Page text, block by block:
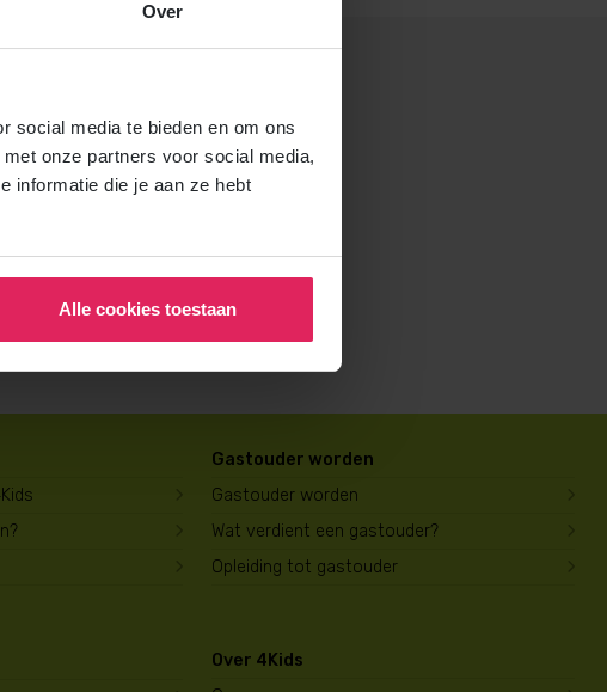
Over
social media te bieden en om ons
onze partners voor social media,
informatie die je aan ze hebt
Alle cookies toestaan
via gastouderbureau 4Kids?
brochure voor ouders aan en
Gastouder worden
Gastouder worden
Wat verdient een gastouder?
Opleiding tot gastouder
Over 4Kids